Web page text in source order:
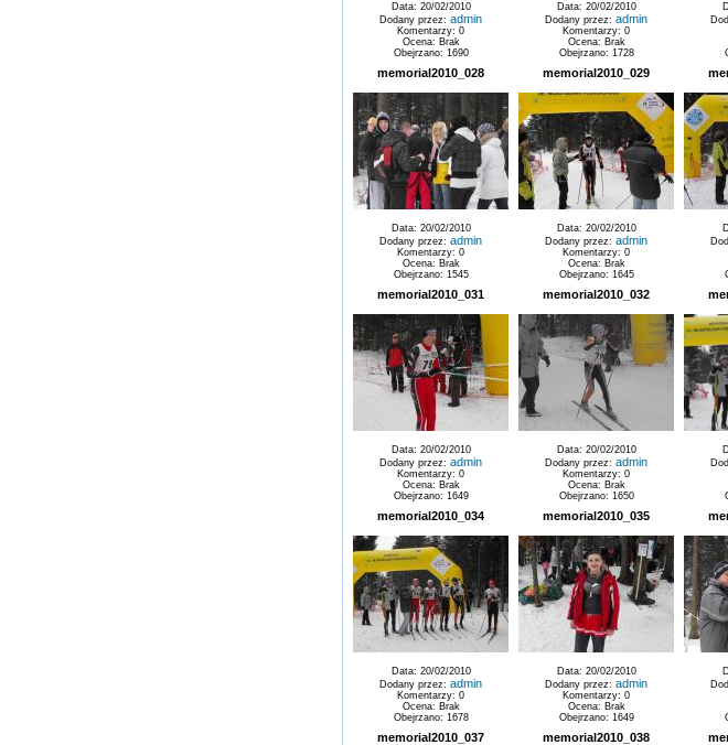
Data: 20/02/2010
Dodany przez: admin
Komentarzy: 0
Ocena: Brak
Obejrzano: 1690
Data: 20/02/2010
Dodany przez: admin
Komentarzy: 0
Ocena: Brak
Obejrzano: 1728
memorial2010_028
Data: 20/02/2010
Dodany przez: admin
Komentarzy: 0
Ocena: Brak
Obejrzano: 1545
memorial2010_029
Data: 20/02/2010
Dodany przez: admin
Komentarzy: 0
Ocena: Brak
Obejrzano: 1645
memorial2010_031
Data: 20/02/2010
Dodany przez: admin
Komentarzy: 0
Ocena: Brak
Obejrzano: 1649
memorial2010_032
Data: 20/02/2010
Dodany przez: admin
Komentarzy: 0
Ocena: Brak
Obejrzano: 1650
memorial2010_034
Data: 20/02/2010
Dodany przez: admin
Komentarzy: 0
Ocena: Brak
Obejrzano: 1678
memorial2010_035
Data: 20/02/2010
Dodany przez: admin
Komentarzy: 0
Ocena: Brak
Obejrzano: 1649
memorial2010_037 memorial2010_038